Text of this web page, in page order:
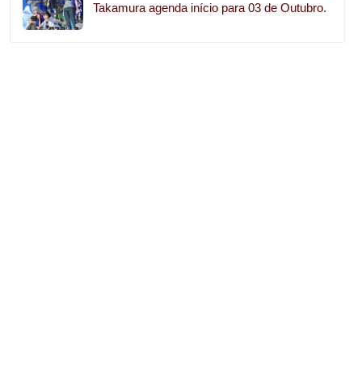
Takamura agenda início para 03 de Outubro.